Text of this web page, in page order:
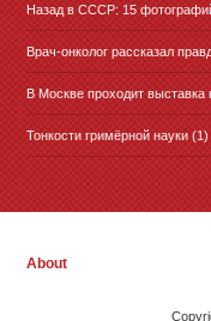
Назад в СССР: 15
Врач-онколог рассказал
В Москве проходит
Тонкости гримёрной науки (1)
About